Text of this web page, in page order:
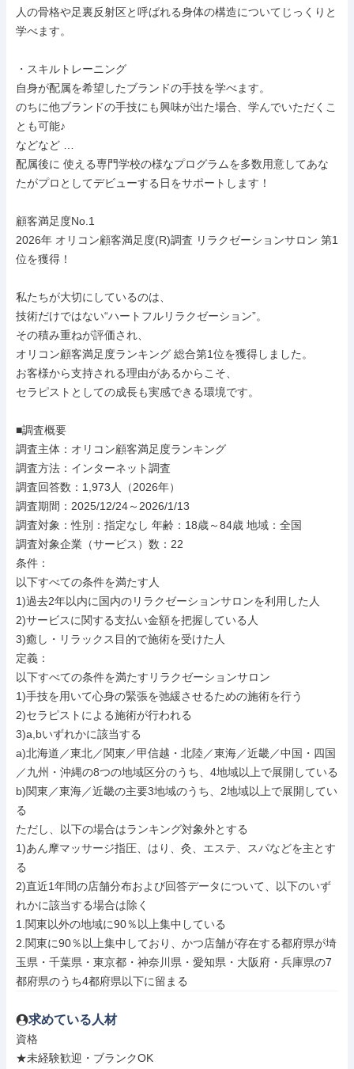
人の骨格や足裏反射区と呼ばれる身体の構造についてじっくりと
学べます。
・スキルトレーニング
自身が配属を希望したブランドの手技を学べます。
のちに他ブランドの手技にも興味が出た場合、学んでいただくこ
とも可能♪
などなど …
配属後に 使える専門学校の様なプログラムを多数用意してあな
たがプロとしてデビューする日をサポートします！
顧客満足度No.1
2026年 オリコン顧客満足度(R)調査 リラクゼーションサロン 第1
位を獲得！
私たちが大切にしているのは、
技術だけではない“ハートフルリラクゼーション”。
その積み重ねが評価され、
オリコン顧客満足度ランキング 総合第1位を獲得しました。
お客様から支持される理由があるからこそ、
セラピストとしての成長も実感できる環境です。
■調査概要
調査主体：オリコン顧客満足度ランキング
調査方法：インターネット調査
調査回答数：1,973人（2026年）
調査期間：2025/12/24～2026/1/13
調査対象：性別：指定なし 年齢：18歳～84歳 地域：全国
調査対象企業（サービス）数：22
条件：
以下すべての条件を満たす人
1)過去2年以内に国内のリラクゼーションサロンを利用した人
2)サービスに関する支払い金額を把握している人
3)癒し・リラックス目的で施術を受けた人
定義：
以下すべての条件を満たすリラクゼーションサロン
1)手技を用いて心身の緊張を弛緩させるための施術を行う
2)セラピストによる施術が行われる
3)a,bいずれかに該当する
a)北海道／東北／関東／甲信越・北陸／東海／近畿／中国・四国
／九州・沖縄の8つの地域区分のうち、4地域以上で展開している
b)関東／東海／近畿の主要3地域のうち、2地域以上で展開してい
る
ただし、以下の場合はランキング対象外とする
1)あん摩マッサージ指圧、はり、灸、エステ、スパなどを主とす
る
2)直近1年間の店舗分布および回答データについて、以下のいず
れかに該当する場合は除く
1.関東以外の地域に90％以上集中している
2.関東に90％以上集中しており、かつ店舗が存在する都府県が埼
玉県・千葉県・東京都・神奈川県・愛知県・大阪府・兵庫県の7
都府県のうち4都府県以下に留まる
求めている人材
資格
★未経験歓迎・ブランクOK